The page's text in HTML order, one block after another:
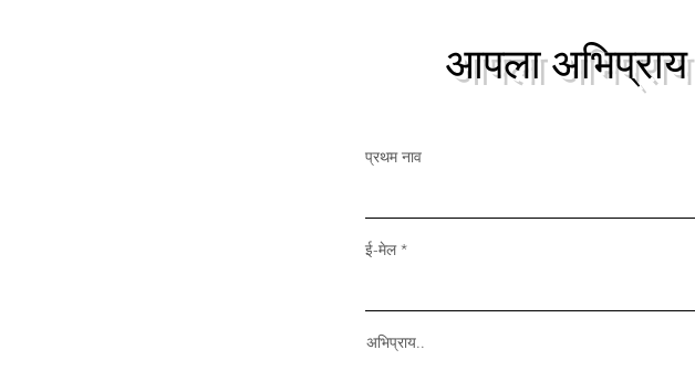
आपला अभिप्राय
प्रथम नाव
ई-मेल
अभिप्राय..